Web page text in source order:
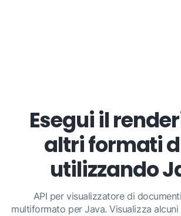
Esegui il
altri formati
utilizzando
API per visualizzatore di
multiformato per Java. Visualizza